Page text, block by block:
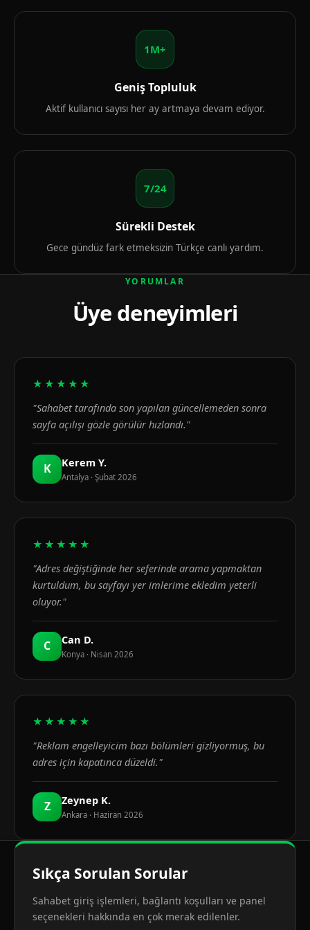
1M+
Geniş Topluluk
Aktif kullanıcı sayısı her ay artmaya devam ediyor.
7/24
Sürekli Destek
Gece gündüz fark etmeksizin Türkçe canlı yardım.
YORUMLAR
Üye deneyimleri
★★★★★
"Sahabet tarafında son yapılan güncellemeden sonra
sayfa açılışı gözle görülür hızlandı."
K Kerem Y.
Antalya · Şubat 2026
★★★★★
"Adres değiştiğinde her seferinde arama yapmaktan
kurtuldum, bu sayfayı yer imlerime ekledim yeterli
oluyor."
C Can D.
Konya · Nisan 2026
★★★★★
"Reklam engelleyicim bazı bölümleri gizliyormuş, bu
adres için kapatınca düzeldi."
Z Zeynep K.
Ankara · Haziran 2026
Sıkça Sorulan Sorular
Sahabet giriş işlemleri, bağlantı koşulları ve panel
seçenekleri hakkında en çok merak edilenler.